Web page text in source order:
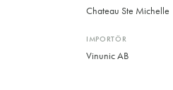
Chateau Ste Michelle
IMPORTÖR
Vinunic AB